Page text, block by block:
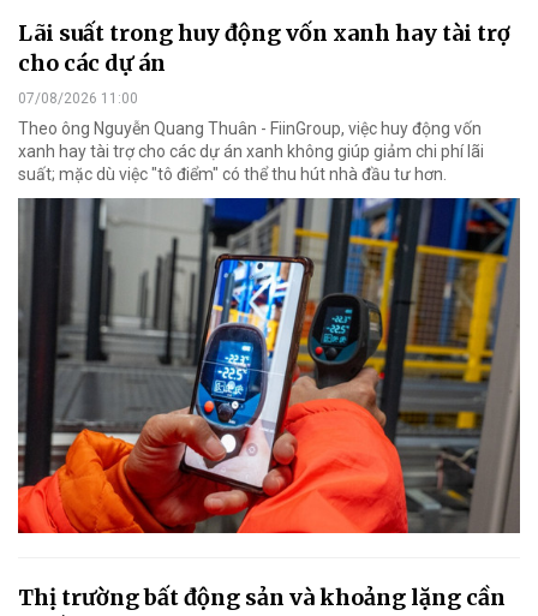
Lãi suất trong huy động vốn xanh hay tài trợ
cho các dự án
07/08/2026 11:00
Theo ông Nguyễn Quang Thuân - FiinGroup, việc huy động vốn
xanh hay tài trợ cho các dự án xanh không giúp giảm chi phí lãi
suất; mặc dù việc "tô điểm" có thể thu hút nhà đầu tư hơn.
Thị trường bất động sản và khoảng lặng cần